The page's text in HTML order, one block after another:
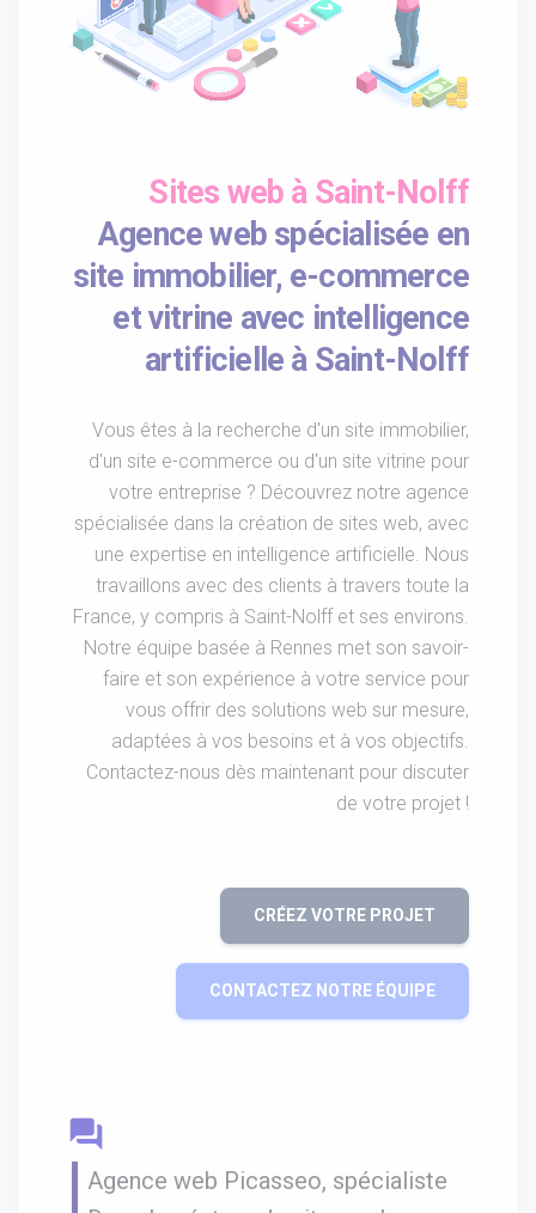
Sites web à Saint-Nolff
Agence web spécialisée en
site immobilier, e-commerce
et vitrine avec intelligence
artificielle à Saint-Nolff
Vous êtes à la recherche d'un site immobilier,
d'un site e-commerce ou d'un site vitrine pour
votre entreprise ? Découvrez notre agence
spécialisée dans la création de sites web, avec
une expertise en intelligence artificielle. Nous
travaillons avec des clients à travers toute la
France, y compris à Saint-Nolff et ses environs.
Notre équipe basée à Rennes met son savoir-
faire et son expérience à votre service pour
vous offrir des solutions web sur mesure,
adaptées à vos besoins et à vos objectifs.
Contactez-nous dès maintenant pour discuter
de votre projet !
CRÉEZ VOTRE PROJET
CONTACTEZ NOTRE ÉQUIPE
question_answer
Agence web Picasseo, spécialiste